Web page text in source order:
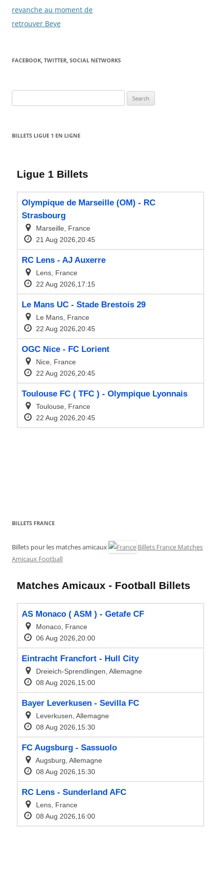
revanche au moment de
retrouver Beye
FACEBOOK, TWITTER, SOCIAL NETWORKS
for:
BILLETS LIGUE 1 EN LIGNE
BILLETS FRANCE
Billets pour les matches amicaux
Billets France Matches
Amicaux Football